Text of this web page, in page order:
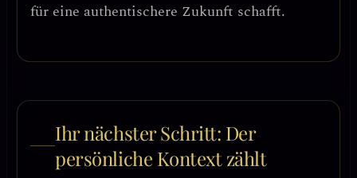
für eine authentischere Zukunft schafft.
Ihr nächster Schritt: Der
persönliche Kontext zählt